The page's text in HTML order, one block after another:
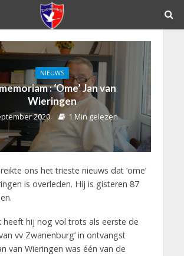
NIEUWS
: ‘Ome’ Jan van
Wieringen
2020 1 Min gelezen
ons het trieste nieuws dat ‘ome’
is overleden. Hij is gisteren 87
heeft hij nog vol trots als eerste de
vv Zwanenburg’ in ontvangst
van Wieringen was één van de